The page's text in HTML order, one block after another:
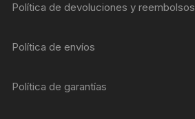
Política de devoluciones y reembolsos
Política de envíos
Política de garantías